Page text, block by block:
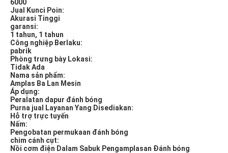
6000
Jual Kunci Poin:
Akurasi Tinggi
garansi:
1 tahun, 1 tahun
Công nghiệp Berlaku:
pabrik
Phòng trưng bày Lokasi:
Tidak Ada
Nama sản phẩm:
Amplas Ba Lan Mesin
Áp dụng:
Peralatan dapur đánh bóng
Purna jual Layanan Yang Disediakan:
Hỗ trợ trực tuyến
Nấm:
Pengobatan permukaan đánh bóng
chim cánh cụt:
Nồi cơm điện Dalam Sabuk Pengamplasan Đánh bóng